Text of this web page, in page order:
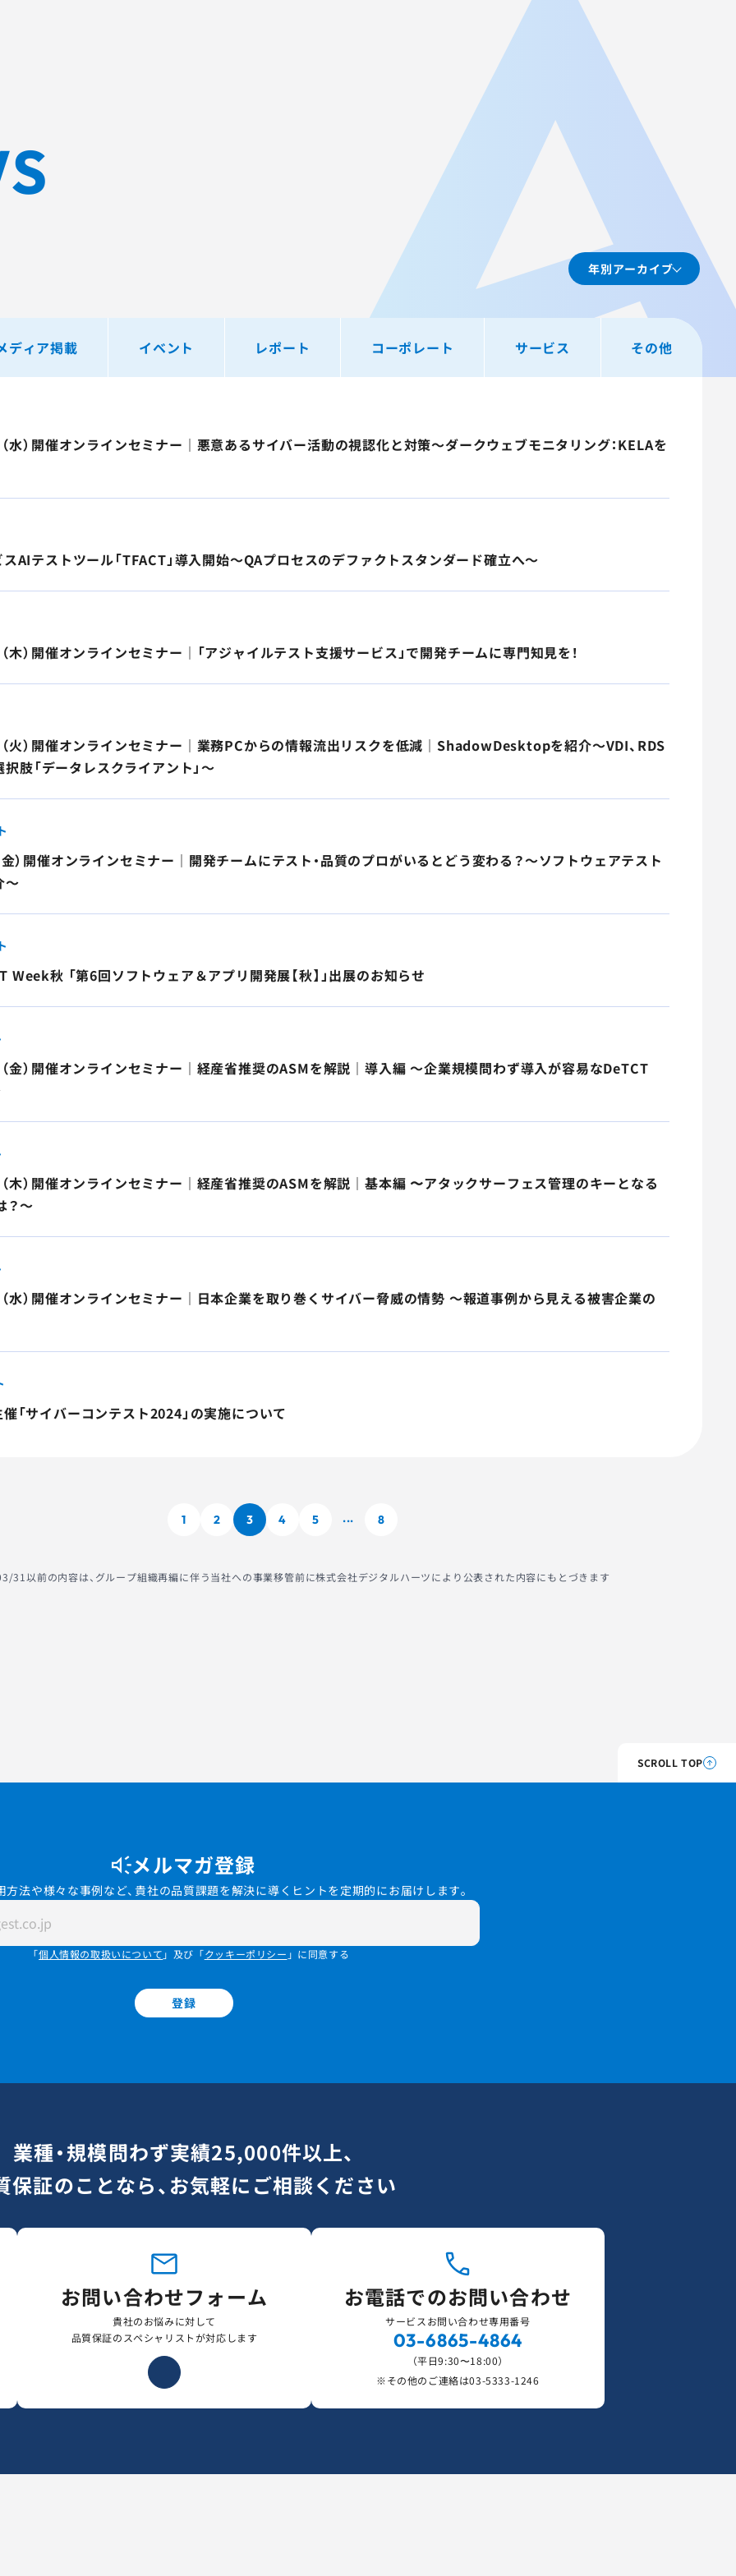
年別アーカイブ
ディア掲載 イベント レポート コーポレート サービス その他
水）開催オンラインセミナー｜悪意あるサイバー活動の視認化と対策～ダークウェブモニタリング：KELAを
スAIテストツール「TFACT」導入開始～QAプロセスのデファクトスタンダード確立へ～
木）開催オンラインセミナー｜「アジャイルテスト支援サービス」で開発チームに専門知見を！
火）開催オンラインセミナー｜業務PCからの情報流出リスクを低減｜ShadowDesktopを紹介～VDI、RDS
肢「データレスクライアント」～
）開催オンラインセミナー｜開発チームにテスト・品質のプロがいるとどう変わる？～ソフトウェアテスト
～
Week秋 「第6回ソフトウェア＆アプリ開発展【秋】」出展のお知らせ
金）開催オンラインセミナー｜経産省推奨のASMを解説｜導入編 ～企業規模問わず導入が容易なDeTCT
木）開催オンラインセミナー｜経産省推奨のASMを解説｜基本編 〜アタックサーフェス管理のキーとなる
？～
水）開催オンラインセミナー｜日本企業を取り巻くサイバー脅威の情勢 ～報道事例から見える被害企業の
催「サイバーコンテスト2024」の実施について
1 2 3 4 5 ... 8
以前の内容は、グループ組織再編に伴う当社への事業移管前に株式会社デジタルハーツにより公表された内容にもとづきます
SCROLL TOP
メルマガ登録
法や様々な事例など、貴社の品質課題を解決に導くヒントを定期的にお届けします。
「個人情報の取扱いについて 」及び「クッキーポリシー 」に同意する
登録
業種・規模問わず実績25,000件以上、
保証のことなら、お気軽にご相談ください
お問い合わせフォーム
貴社のお悩みに対して
品質保証のスペシャリストが対応します
お電話でのお問い合わせ
サービスお問い合わせ専用番号
03-6865-4864
（平日9:30〜18:00）
※その他のご連絡は03-5333-1246